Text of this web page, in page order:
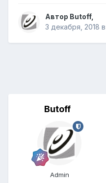
Автор Butoff,
3 декабря, 2018 в
Butoff
Admin